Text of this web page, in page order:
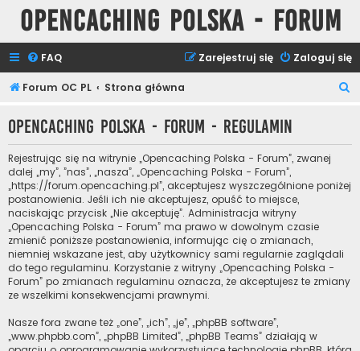
Opencaching Polska - Forum
FAQ Zaloguj się
Zarejestruj się
Forum OC PL Strona główna
k
Opencaching Polska - Forum - Regulamin
Rejestrując się na witrynie „Opencaching Polska - Forum”, zwanej
dalej „my”, ”nas”, „nasza”, „Opencaching Polska - Forum”,
„https://forum.opencaching.pl”, akceptujesz wyszczególnione poniżej
postanowienia. Jeśli ich nie akceptujesz, opuść to miejsce,
naciskając przycisk „Nie akceptuję”. Administracja witryny
„Opencaching Polska - Forum” ma prawo w dowolnym czasie
zmienić poniższe postanowienia, informując cię o zmianach,
niemniej wskazane jest, aby użytkownicy sami regularnie zaglądali
do tego regulaminu. Korzystanie z witryny „Opencaching Polska -
Forum” po zmianach regulaminu oznacza, że akceptujesz te zmiany
ze wszelkimi konsekwencjami prawnymi.
Nasze fora zwane też „one”, „ich”, „je”, „phpBB software”,
„www.phpbb.com”, „phpBB Limited”, „phpBB Teams” działają w